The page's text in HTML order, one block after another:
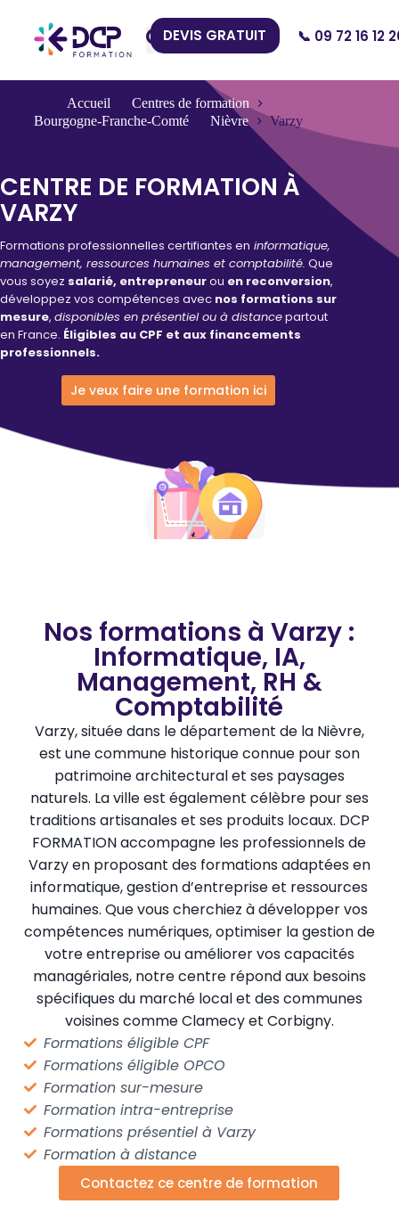
DEVIS GRATUIT 📞 09 72 16 12
Accueil
Centres de formation
Bourgogne-Franche-Comté
Nièvre Varzy
CENTRE DE FORMATION À
VARZY
Formations professionnelles certifiantes en informatique,
management, ressources humaines et comptabilité. Que
vous soyez salarié, entrepreneurou en reconversion,
développez vos compétences avec nos formations sur
mesure, disponibles en présentiel ou à distancepartout
en France. Éligibles au CPF et aux financements
professionnels.
Je veux faire une formation ici
Nos formations à Varzy :
Informatique, IA,
Management, RH &
Comptabilité
Varzy, située dans le département de la Nièvre,
est une commune historique connue pour son
patrimoine architectural et ses paysages
naturels. La ville est également célèbre pour ses
traditions artisanales et ses produits locaux. DCP
FORMATION accompagne les professionnels de
Varzy en proposant des formations adaptées en
informatique, gestion d’entreprise et ressources
humaines. Que vous cherchiez à développer vos
compétences numériques, optimiser la gestion de
votre entreprise ou améliorer vos capacités
managériales, notre centre répond aux besoins
spécifiques du marché local et des communes
voisines comme Clamecy et Corbigny.
Formations éligible CPF
Formations éligible OPCO
Formation sur-mesure
Formation intra-entreprise
Formations présentiel à Varzy
Formation à distance
Contactez ce centre de formation